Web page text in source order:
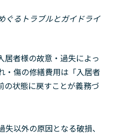
ぐるトラブルとガイドライ
居者様の故意・過失によっ
・傷の修繕費用は「入居者
の状態に戻すことが義務づ
以外の原因となる破損、